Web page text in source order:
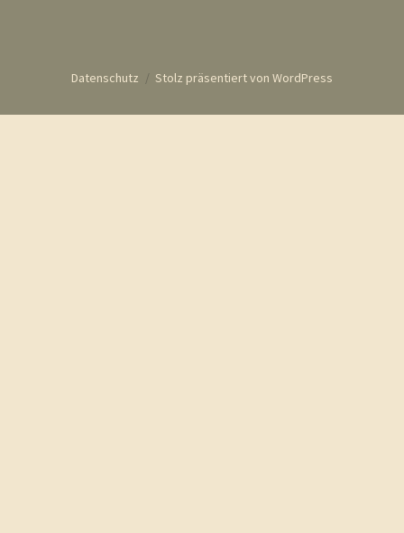
Datenschutz Stolz präsentiert von WordPress